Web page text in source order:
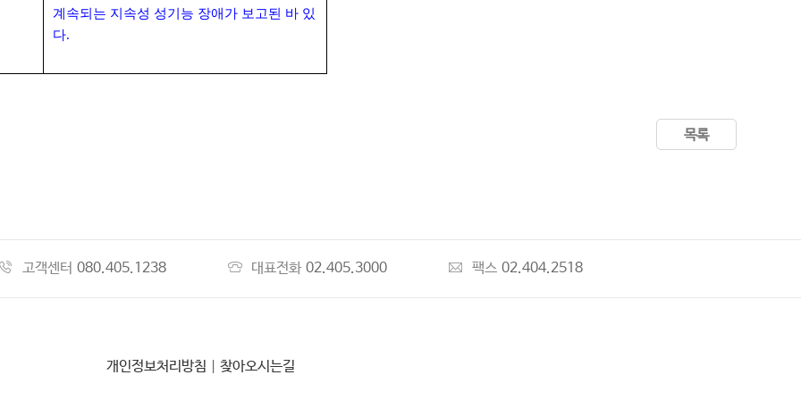
계속되는 지속성 성기능 장애가 보고된 바 있
다.
목록
고객센터 080.405.1238 대표전화 02.405.3000 팩스 02.404.2518
개인정보처리방침 찾아오시는길